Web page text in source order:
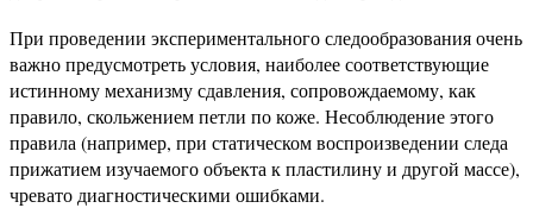
При проведении экспериментального следообразования очень
важно предусмотреть условия, наиболее соответствующие
истинному механизму сдавления, сопровождаемому, как
правило, скольжением петли по коже. Несоблюдение этого
правила (например, при статическом воспроизведении следа
прижатием изучаемого объекта к пластилину и другой массе),
чревато диагностическими ошибками.